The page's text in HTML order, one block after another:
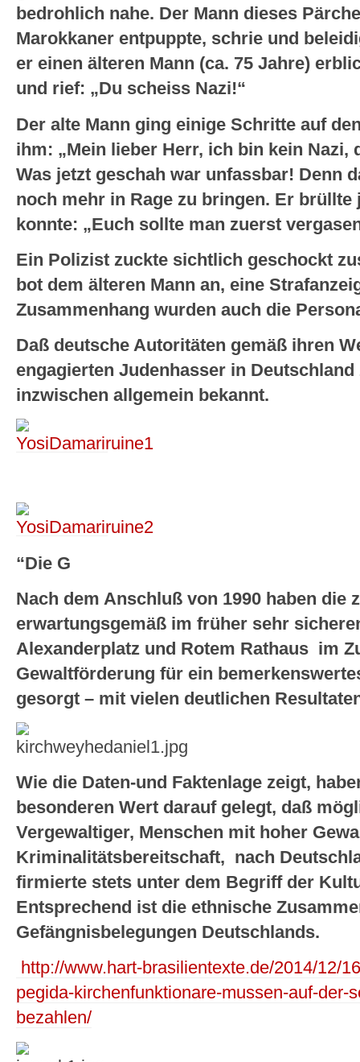
bedrohlich nahe. Der Mann dieses
Marokkaner entpuppte, schrie und
er einen älteren Mann (ca. 75 Jahre)
und rief: „Du scheiss Nazi!“
Der alte Mann ging einige Schritte auf
ihm: „Mein lieber Herr, ich bin kein Nazi,
Was jetzt geschah war unfassbar! Denn
noch mehr in Rage zu bringen. Er
konnte: „Euch sollte man zuerst
Ein Polizist zuckte sichtlich geschockt
bot dem älteren Mann an, eine
Zusammenhang wurden auch die
Daß deutsche Autoritäten gemäß ihren
engagierten Judenhasser in
inzwischen allgemein bekannt.
“Die G
Nach dem Anschluß von 1990 haben die
erwartungsgemäß im früher sehr
Alexanderplatz und Rotem Rathaus im
Gewaltförderung für ein
gesorgt – mit vielen deutlichen
Wie die Daten-und Faktenlage zeigt,
besonderen Wert darauf gelegt, daß
Vergewaltiger, Menschen mit hoher
Kriminalitätsbereitschaft, nach
firmierte stets unter dem Begriff der
Entsprechend ist die ethnische
Gefängnisbelegungen Deutschlands.
http://www.hart-brasilientexte.de/2014/12/
pegida-kirchenfunktionare-mussen-auf-der-
bezahlen/